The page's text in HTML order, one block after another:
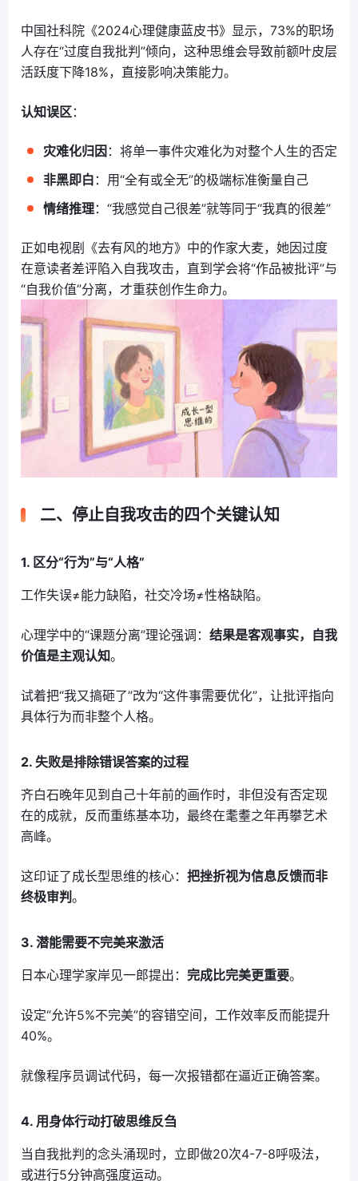
中国社科院《2024心理健康蓝皮书》显示，73%的职场
人存在“过度自我批判”倾向，这种思维会导致前额叶皮层
活跃度下降18%，直接影响决策能力。
认知误区：
灾难化归因 ：将单一事件灾难化为对整个人生的否定
非黑即白 ：用“全有或全无”的极端标准衡量自己
情绪推理：“我感觉自己很差”就等同于“我真的很差”
正如电视剧《去有风的地方》中的作家大麦，她因过度
在意读者差评陷入自我攻击，直到学会将“作品被批评”与
“自我价值”分离，才重获创作生命力。
二、停止自我攻击的四个关键认知
1. 区分“行为”与“人格”
工作失误≠能力缺陷，社交冷场≠性格缺陷。
心理学中的“课题分离”理论强调： 结果是客观事实，自我
价值是主观认知。
试着把“我又搞砸了”改为“这件事需要优化”，让批评指向
具体行为而非整个人格。
2. 失败是排除错误答案的过程
齐白石晚年见到自己十年前的画作时，非但没有否定现
在的成就，反而重练基本功，最终在耄耋之年再攀艺术
高峰。
这印证了成长型思维的核心： 把挫折视为信息反馈而非
终极审判 。
3. 潜能需要不完美来激活
日本心理学家岸见一郎提出： 完成比完美更重要。
设定“允许5%不完美”的容错空间，工作效率反而能提升
40%。
就像程序员调试代码，每一次报错都在逼近正确答案。
4. 用身体行动打破思维反刍
当自我批判的念头涌现时，立即做20次4-7-8呼吸法，
或进行5分钟高强度运动。